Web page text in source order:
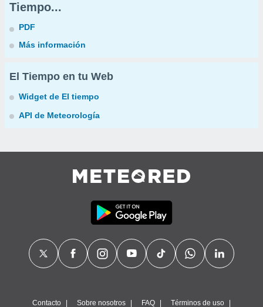
Tiempo...
PDF
Más información
El Tiempo en tu Web
Widget de El tiempo
API de Meteorología
Contacto Sobre nosotros FAQ Términos de uso